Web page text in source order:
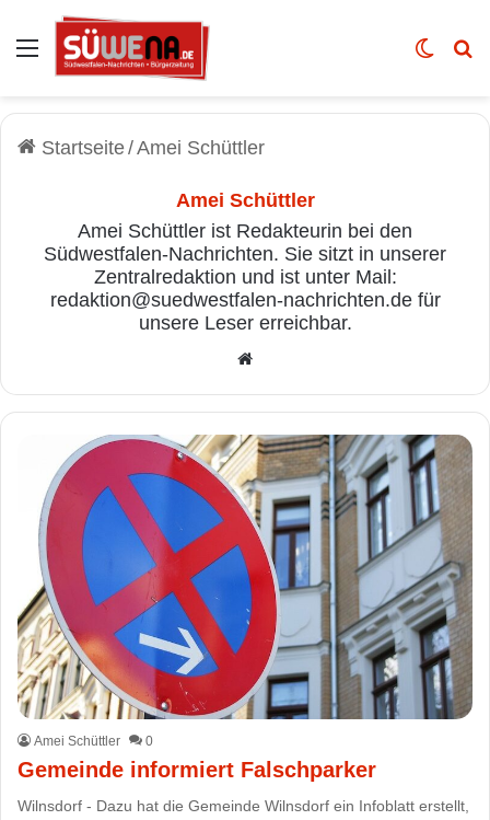
Auswahl Skin
Startseite/Amei Schüttler
Amei Schüttler
Amei Schüttler ist Redakteurin bei den
Südwestfalen-Nachrichten. Sie sitzt in unserer
Zentralredaktion und ist unter Mail:
redaktion@suedwestfalen-nachrichten.de für
unsere Leser erreichbar.
ite
Amei Schüttler 0
Gemeinde informiert Falschparker
Wilnsdorf - Dazu hat die Gemeinde Wilnsdorf ein Infoblatt erstellt,